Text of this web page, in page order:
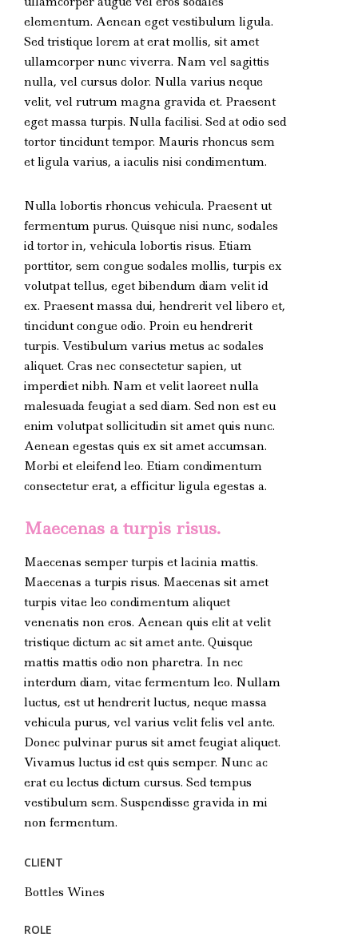
elementum. Aenean eget vestibulum ligula.
Sed tristique lorem at erat mollis, sit amet
ullamcorper nunc viverra. Nam vel sagittis
nulla, vel cursus dolor. Nulla varius neque
velit, vel rutrum magna gravida et. Praesent
eget massa turpis. Nulla facilisi. Sed at odio sed
tortor tincidunt tempor. Mauris rhoncus sem
et ligula varius, a iaculis nisi condimentum.
Nulla lobortis rhoncus vehicula. Praesent ut
fermentum purus. Quisque nisi nunc, sodales
id tortor in, vehicula lobortis risus. Etiam
porttitor, sem congue sodales mollis, turpis ex
volutpat tellus, eget bibendum diam velit id
ex. Praesent massa dui, hendrerit vel libero et,
tincidunt congue odio. Proin eu hendrerit
turpis. Vestibulum varius metus ac sodales
aliquet. Cras nec consectetur sapien, ut
imperdiet nibh. Nam et velit laoreet nulla
malesuada feugiat a sed diam. Sed non est eu
enim volutpat sollicitudin sit amet quis nunc.
Aenean egestas quis ex sit amet accumsan.
Morbi et eleifend leo. Etiam condimentum
consectetur erat, a efficitur ligula egestas a.
Maecenas a turpis risus.
Maecenas semper turpis et lacinia mattis.
Maecenas a turpis risus. Maecenas sit amet
turpis vitae leo condimentum aliquet
venenatis non eros. Aenean quis elit at velit
tristique dictum ac sit amet ante. Quisque
mattis mattis odio non pharetra. In nec
interdum diam, vitae fermentum leo. Nullam
luctus, est ut hendrerit luctus, neque massa
vehicula purus, vel varius velit felis vel ante.
Donec pulvinar purus sit amet feugiat aliquet.
Vivamus luctus id est quis semper. Nunc ac
erat eu lectus dictum cursus. Sed tempus
vestibulum sem. Suspendisse gravida in mi
non fermentum.
CLIENT
Bottles Wines
ROLE